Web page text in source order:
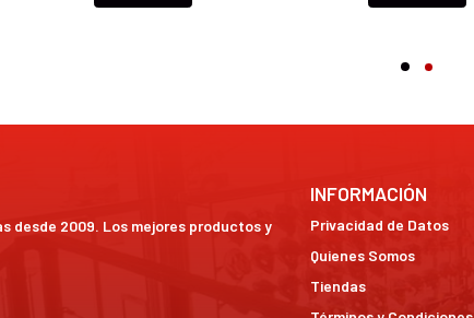
desde 2009. Los mejores productos y
INFORMACIÓN
Privacidad de Datos
Quienes Somos
Tiendas